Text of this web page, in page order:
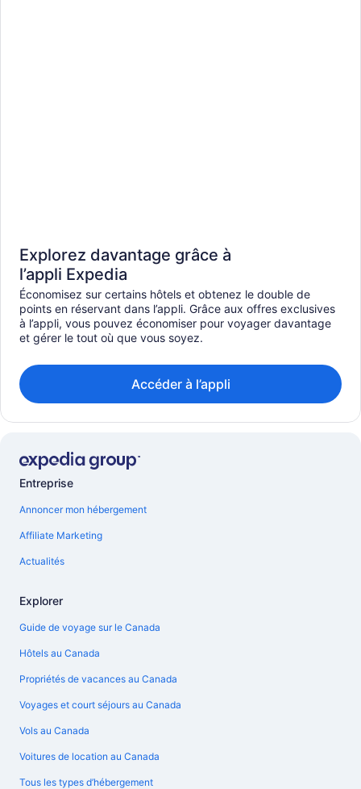
Explorez davantage grâce à
l’appli Expedia
Économisez sur certains hôtels et obtenez le double de
points en réservant dans l’appli. Grâce aux offres exclusives
à l’appli, vous pouvez économiser pour voyager davantage
et gérer le tout où que vous soyez.
Accéder à l’appli
Entreprise
Annoncer mon hébergement
Affiliate Marketing
Actualités
Explorer
Guide de voyage sur le Canada
Hôtels au Canada
Propriétés de vacances au Canada
Voyages et court séjours au Canada
Vols au Canada
Voitures de location au Canada
Tous les types d’hébergement